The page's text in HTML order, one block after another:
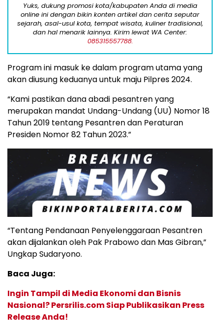
Yuks, dukung promosi kota/kabupaten Anda di media
online ini dengan bikin konten artikel dan cerita seputar
sejarah, asal-usul kota, tempat wisata, kuliner tradisional,
dan hal menarik lainnya. Kirim lewat WA Center:
085315557788.
Program ini masuk ke dalam program utama yang
akan diusung keduanya untuk maju Pilpres 2024.
“Kami pastikan dana abadi pesantren yang
merupakan mandat Undang-Undang (UU) Nomor 18
Tahun 2019 tentang Pesantren dan Peraturan
Presiden Nomor 82 Tahun 2023.”
“Tentang Pendanaan Penyelenggaraan Pesantren
akan dijalankan oleh Pak Prabowo dan Mas Gibran,”
Ungkap Sudaryono.
Baca Juga:
Ingin Tampil di Media Ekonomi dan Bisnis
Nasional? Persrilis.com Siap Publikasikan Press
Release Anda!